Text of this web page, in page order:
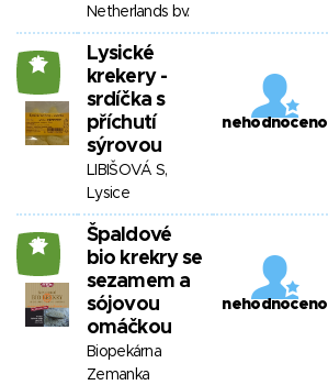
Netherlands bv.
16
Lysické
krekery -
srdíčka s
příchutí
sýrovou
LIBIŠOVÁ S,
Lysice
nehodnoceno
17
Špaldové
bio krekry se
sezamem a
sójovou
omáčkou
Biopekárna
Zemanka
nehodnoceno